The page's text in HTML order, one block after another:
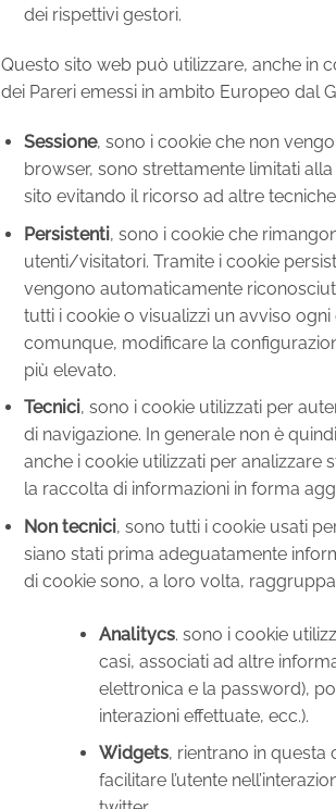
dei rispettivi gestori.
Questo sito web può utilizzare, anche in
dei Pareri emessi in ambito Europeo dal
Sessione, sono i cookie che non
browser, sono strettamente limitati
sito evitando il ricorso ad altre
Persistenti, sono i cookie che
utenti/visitatori. Tramite i cookie
vengono automaticamente
tutti i cookie o visualizzi un avviso
comunque, modificare la
più elevato.
Tecnici, sono i cookie utilizzati per
di navigazione. In generale non è
anche i cookie utilizzati per
la raccolta di informazioni in forma
Non tecnici, sono tutti i cookie usati
siano stati prima adeguatamente
di cookie sono, a loro volta,
Analitycs. sono i cookie
casi, associati ad altre
elettronica e la password),
interazioni effettuate, ecc.).
Widgets, rientrano in questa
facilitare l’utente